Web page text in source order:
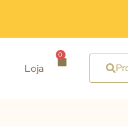
Loja
0